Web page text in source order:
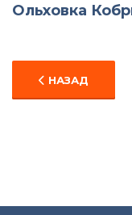
Ольховка
ПРЕДЫДУЩИЙ:
НАЗАД